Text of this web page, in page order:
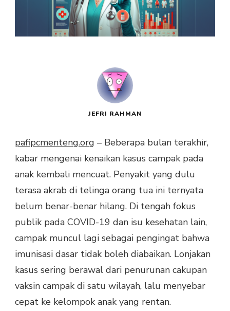
JEFRI RAHMAN
pafipcmenteng.org – Beberapa bulan terakhir,
kabar mengenai kenaikan kasus campak pada
anak kembali mencuat. Penyakit yang dulu
terasa akrab di telinga orang tua ini ternyata
belum benar-benar hilang. Di tengah fokus
publik pada COVID-19 dan isu kesehatan lain,
campak muncul lagi sebagai pengingat bahwa
imunisasi dasar tidak boleh diabaikan. Lonjakan
kasus sering berawal dari penurunan cakupan
vaksin campak di satu wilayah, lalu menyebar
cepat ke kelompok anak yang rentan.